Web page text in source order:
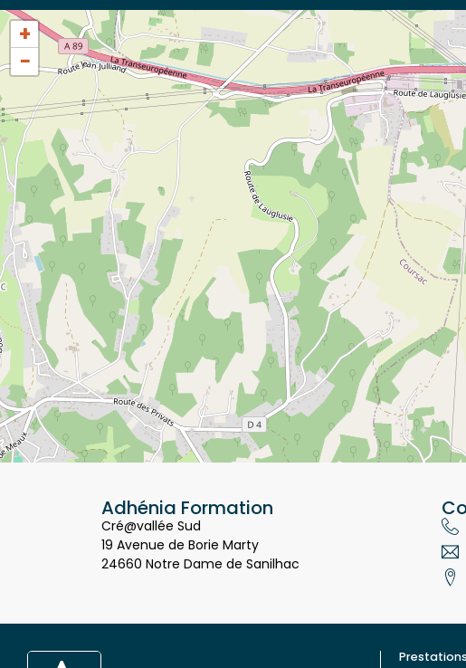
+
−
Cré@vallée Sud
19 Avenue de Borie Marty
24660 Notre Dame de Sanilhac